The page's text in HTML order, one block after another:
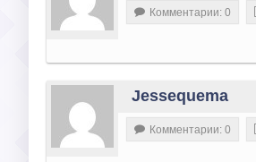
Комментарии: 0
Jessequema
Комментарии: 0